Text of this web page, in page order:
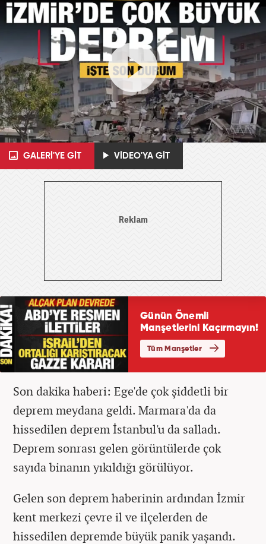
GALERİ'YE GİT VİDEO'YA GİT
Son dakika haberi: Ege'de çok şiddetli bir
deprem meydana geldi. Marmara'da da
hissedilen deprem İstanbul'u da salladı.
Deprem sonrası gelen görüntülerde çok
sayıda binanın yıkıldığı görülüyor.
Gelen son deprem haberinin ardından İzmir
kent merkezi çevre il ve ilçelerden de
hissedilen depremde büyük panik yaşandı.